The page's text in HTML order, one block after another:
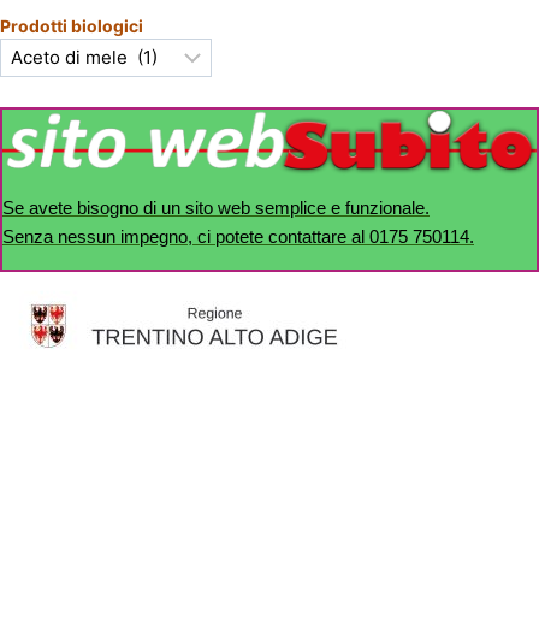
Prodotti biologici
Se avete bisogno di un sito web semplice e funzionale.
Senza nessun impegno, ci potete contattare al 0175 750114.